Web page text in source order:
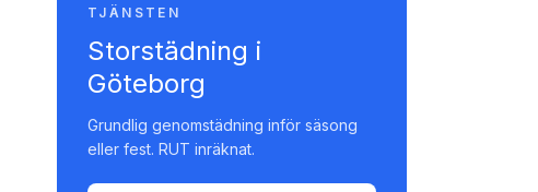
TJÄNSTEN
Storstädning i
Göteborg
Grundlig genomstädning inför säsong
eller fest. RUT inräknat.